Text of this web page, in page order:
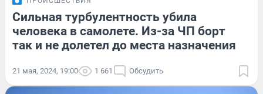
Сильная турбулентность убила
человека в самолете. Из-за ЧП борт
так и не долетел до места назначения
21 мая, 2024, 19:00 1 661 Обсудить